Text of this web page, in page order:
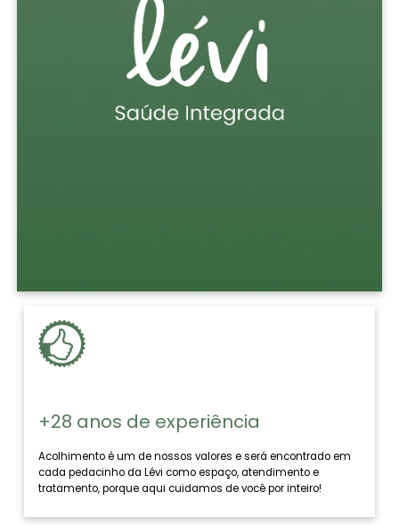
+28 anos de experiência
Acolhimento é um de nossos valores e será encontrado em
cada pedacinho da Lévi como espaço, atendimento e
tratamento, porque aqui cuidamos de você por inteiro!